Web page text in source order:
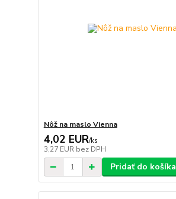
Nôž na maslo Vienna
4,02 EUR/ks
3,27 EUR bez DPH
Pridať do košíka